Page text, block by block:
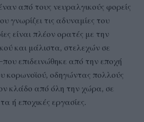
από τους νευραλγικούς φορείς
γνωρίζει τις αδυναμίες του
είναι πλέον ορατές με την
και μάλιστα, στελεχών σε
επιδεινώθηκε από την εποχή
κορωνοϊού, οδηγώντας πολλούς
κλάδο από όλη την χώρα, σε
ή εποχικές εργασίες.